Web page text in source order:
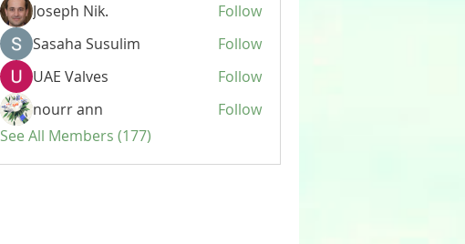
Joseph Nik.
Follow
Sasaha Susulim
Follow
UAE Valves
Follow
nourr ann
Follow
See All Members (177)